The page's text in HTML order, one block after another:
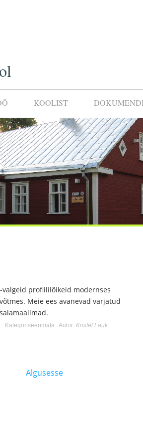
KOOLIST
valgeid profiililõikeid modernses
võtmes. Meie ees avanevad varjatud
salamaailmad.
Kategoriseerimata Autor: Kristel Lauk
Algusesse